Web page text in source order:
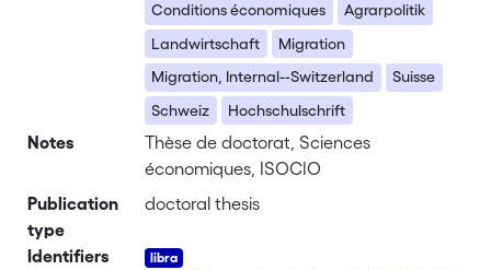
Conditions économiques
Agrarpolitik
Landwirtschaft
Migration
Migration, Internal--Switzerland
Suisse
Schweiz
Hochschulschrift
Notes
Thèse de doctorat, Sciences
économiques, ISOCIO
Publication
type
doctoral thesis
Identifiers